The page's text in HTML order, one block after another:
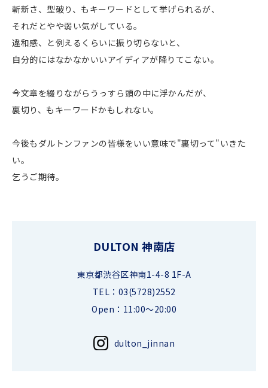
斬新さ、型破り、もキーワードとして挙げられるが、
それだとやや弱い気がしている。
違和感、と例えるくらいに振り切らないと、
自分的にはなかなかいいアイディアが降りてこない。
今文章を綴りながらうっすら頭の中に浮かんだが、
裏切り、もキーワードかもしれない。
今後もダルトンファンの皆様をいい意味で"裏切って"いきた
い。
乞うご期待。
DULTON 神南店
東京都渋谷区神南1-4-8 1F-A
TEL：03(5728)2552
Open：11:00～20:00
dulton_jinnan